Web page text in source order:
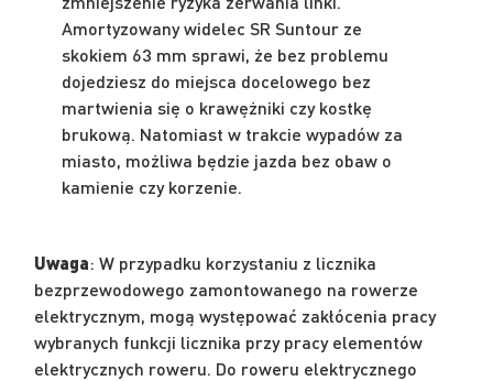
Amortyzowany widelec SR Suntour ze
skokiem 63 mm sprawi, że bez problemu
dojedziesz do miejsca docelowego bez
martwienia się o krawężniki czy kostkę
brukową. Natomiast w trakcie wypadów za
miasto, możliwa będzie jazda bez obaw o
kamienie czy korzenie.
Uwaga: W przypadku korzystaniu z licznika
bezprzewodowego zamontowanego na rowerze
elektrycznym, mogą występować zakłócenia pracy
wybranych funkcji licznika przy pracy elementów
elektrycznych roweru. Do roweru elektrycznego